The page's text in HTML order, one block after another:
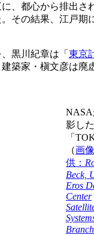
、都心から排出
その結果、江戸
、黒川紀章は「 東京
築家・槇文彦は
影した
「
（画
供：
Beck,
Eros
Center
Branch